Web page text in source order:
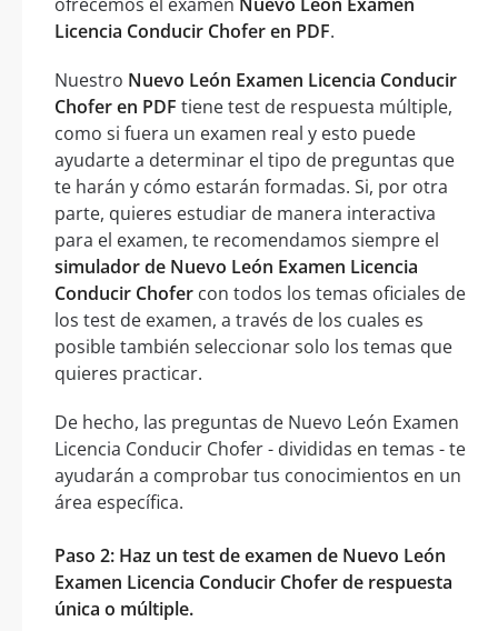
Licencia Conducir Chofer en PDF.
Nuestro Nuevo León Examen Licencia Conducir
Chofer en PDF tiene test de respuesta múltiple,
como si fuera un examen real y esto puede
ayudarte a determinar el tipo de preguntas que
te harán y cómo estarán formadas. Si, por otra
parte, quieres estudiar de manera interactiva
para el examen, te recomendamos siempre el
simulador de Nuevo León Examen Licencia
Conducir Chofer con todos los temas oficiales de
los test de examen, a través de los cuales es
posible también seleccionar solo los temas que
quieres practicar.
De hecho, las preguntas de Nuevo León Examen
Licencia Conducir Chofer - divididas en temas - te
ayudarán a comprobar tus conocimientos en un
área específica.
Paso 2: Haz un test de examen de Nuevo León
Examen Licencia Conducir Chofer de respuesta
única o múltiple.